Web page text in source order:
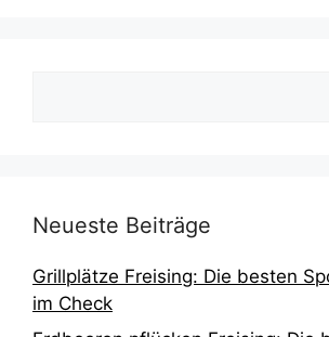
Neueste Beiträge
Grillplätze Freising: Die besten
im Check